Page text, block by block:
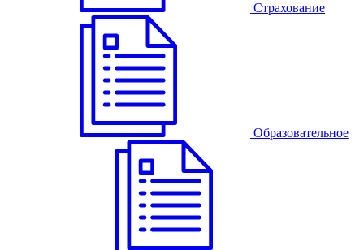
Страхование
Образовательное